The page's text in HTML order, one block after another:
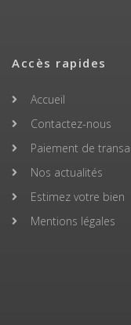
Accès rapides
Accueil
Contactez-nous
Paiement de
Nos actualités
Estimez votre bien
Mentions légales